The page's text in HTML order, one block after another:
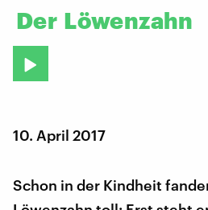
Der Löwenzahn
10. April 2017
Schon in der Kindheit